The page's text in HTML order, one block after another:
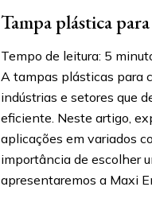
Tampa plástica
Tempo de leitura: 5
A tampas plásticas para
indústrias e setores que
eficiente. Neste artigo,
aplicações em variados
importância de escolher
apresentaremos a Maxi